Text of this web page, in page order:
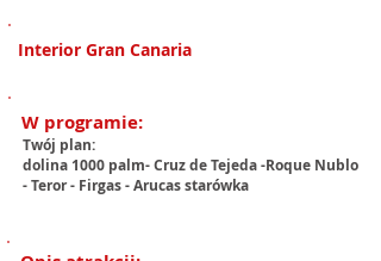
Interior Gran Canaria
W programie:
Twój plan:
dolina 1000 palm- Cruz de Tejeda -Roque Nublo
- Teror - Firgas - Arucas starówka